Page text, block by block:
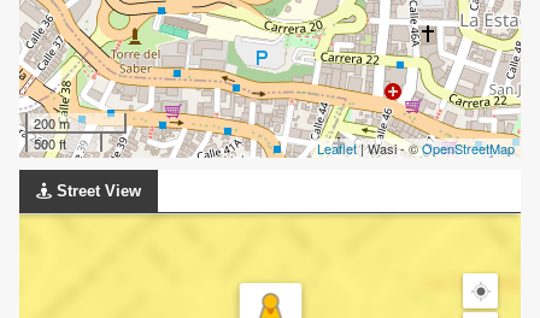
200 m
500 ft
Leaflet| Wasi - ©OpenStreetMap
Street View